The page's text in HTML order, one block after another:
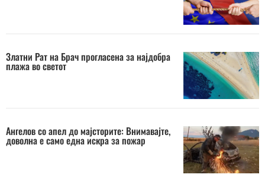
Златни Рат на Брач прогласена за најдобра
плажа во светот
Ангелов со апел до мајсторите: Внимавајте,
доволна е само една искра за пожар